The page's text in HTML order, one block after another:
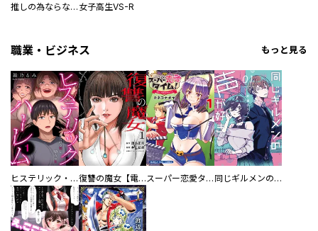
推しの為ならなんでもします！ 女子高生VS-R
職業・ビジネス もっと見る
ヒステリック・ハーレム～搾られる男と堕ちる女～【電子単行本版】 復讐の魔女【電子単行本版】 スーパー恋愛タイム！～現場でドＳな彼女は自宅でデレる～ 同じギルメンの声が好き